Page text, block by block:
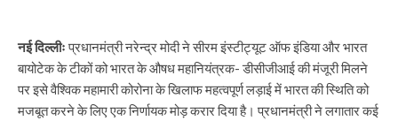
नई दिल्लीःप्रधानमंत्री नरेन्द्र मोदी ने सीरम इंस्टीट्यूट ऑफ इंडिया और भारत
बायोटेक के टीकों को भारत के औषध महानियंत्रक- डीसीजीआई की मंजूरी मिलने
पर इसे वैश्विक महामारी कोरोना के खिलाफ महत्वपूर्ण लड़ाई में भारत की स्थिति को
मजबूत करने के लिए एक निर्णायक मोड़ करार दिया है। प्रधानमंत्री ने लगातार कई